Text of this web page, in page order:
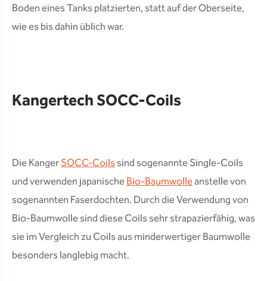
Boden eines Tanks platzierten, statt auf der Oberseite,
wie es bis dahin üblich war.
Kangertech SOCC-Coils
Die KangerSOCC-Coilssind sogenannte Single-Coils
und verwenden japanischeBio-Baumwolleanstelle von
sogenannten Faserdochten. Durch die Verwendung von
Bio-Baumwolle sind diese Coils sehr strapazierfähig, was
sie im Vergleich zu Coils aus minderwertiger Baumwolle
besonders langlebig macht.